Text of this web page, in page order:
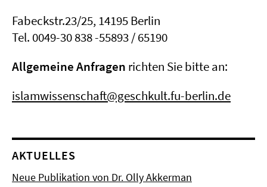
Fabeckstr.23/25, 14195 Berlin
Tel. 0049-30 838 -55893 / 65190
Allgemeine Anfragen richten Sie bitte an:
islamwissenschaft@geschkult.fu-berlin.de
AKTUELLES
Neue Publikation von Dr. Olly Akkerman